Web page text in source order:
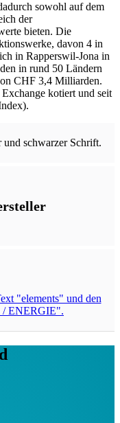
sowohl auf dem
der
bieten. Die
davon 4 in
in Rapperswil-Jona in
in rund 50 Ländern
CHF 3,4 Milliarden.
kotiert und seit